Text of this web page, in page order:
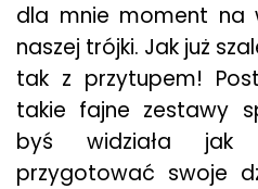
dla mnie moment na
naszej trójki. Jak już
tak z przytupem!
takie fajne zestawy
byś widziała
przygotować swoje